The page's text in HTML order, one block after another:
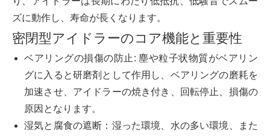
ズに動作し、寿命が長くなります。
密閉型アイドラーのコア機能と重要性
ベアリングの損傷の防止: 塵や粒子状物質がベアリン
グに入ると研磨剤として作用し、ベアリングの磨耗を
加速させ、アイドラーの焼き付き、回転停止、損傷の
原因となります。
湿気と腐食の遮断：湿った環境、水の多い環境、また